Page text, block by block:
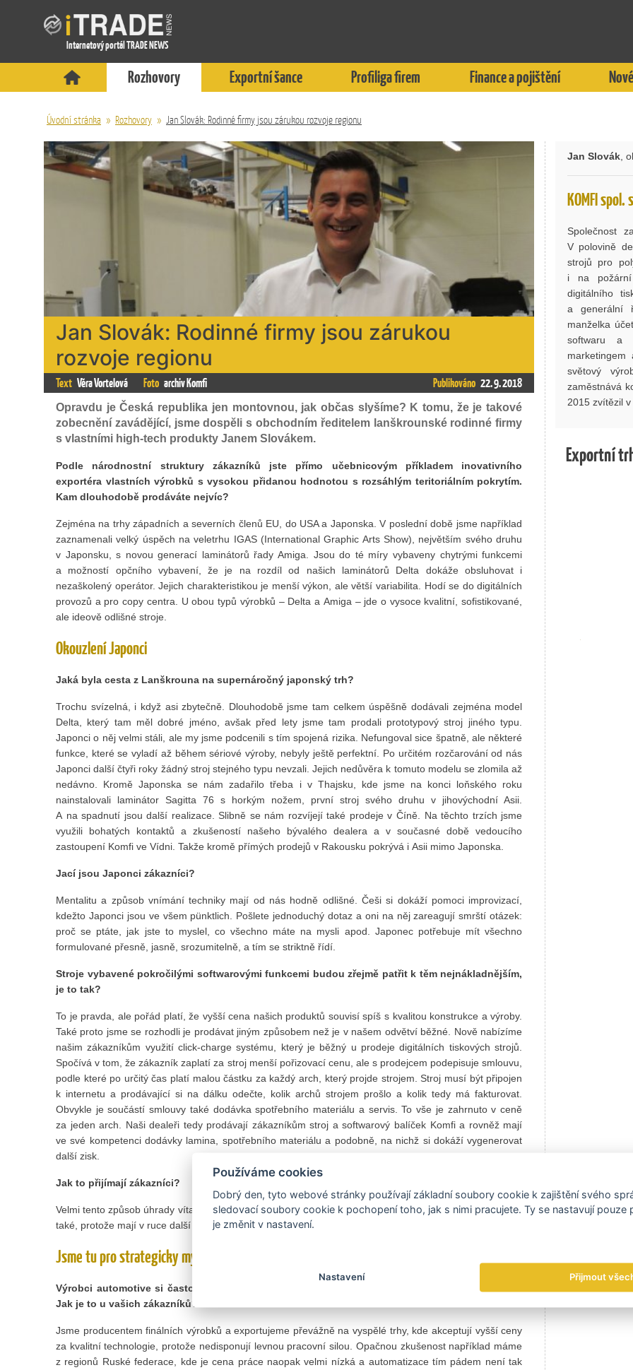
Internetový portál TRADE NEWS
Rozhovory Exportní šance Profiliga firem Finance a pojištění
Úvodní stránka » Rozhovory » Jan Slovák: Rodinné firmy jsou zárukou rozvoje regionu
Jan Slovák: Rodinné firmy jsou zárukou
rozvoje regionu
Text Věra Vortelová Foto archiv Komfi Publikováno 22. 9. 2018
Opravdu je Česká republika jen montovnou, jak občas slyšíme? K tomu, že je takové
zobecnění zavádějící, jsme dospěli s obchodním ředitelem lanškrounské rodinné firmy
s vlastními high-tech produkty Janem Slovákem.
Podle národnostní struktury zákazníků jste přímo učebnicovým příkladem inovativního
exportéra vlastních výrobků s vysokou přidanou hodnotou s rozsáhlým teritoriálním pokrytím.
Kam dlouhodobě prodáváte nejvíc?
Zejména na trhy západních a severních členů EU, do USA a Japonska. V poslední době jsme například
zaznamenali velký úspěch na veletrhu IGAS (International Graphic Arts Show), největším svého druhu
v Japonsku, s novou generací laminátorů řady Amiga. Jsou do té míry vybaveny chytrými funkcemi
a možností opčního vybavení, že je na rozdíl od našich laminátorů Delta dokáže obsluhovat i
nezaškolený operátor. Jejich charakteristikou je menší výkon, ale větší variabilita. Hodí se do digitálních
provozů a pro copy centra. U obou typů výrobků – Delta a Amiga – jde o vysoce kvalitní, sofistikované,
ale ideově odlišné stroje.
Okouzlení Japonci
Jaká byla cesta z Lanškrouna na supernáročný japonský trh?
Trochu svízelná, i když asi zbytečně. Dlouhodobě jsme tam celkem úspěšně dodávali zejména model
Delta, který tam měl dobré jméno, avšak před lety jsme tam prodali prototypový stroj jiného typu.
Japonci o něj velmi stáli, ale my jsme podcenili s tím spojená rizika. Nefungoval sice špatně, ale některé
funkce, které se vyladí až během sériové výroby, nebyly ještě perfektní. Po určitém rozčarování od nás
Japonci další čtyři roky žádný stroj stejného typu nevzali. Jejich nedůvěra k tomuto modelu se zlomila až
nedávno. Kromě Japonska se nám zadařilo třeba i v Thajsku, kde jsme na konci loňského roku
nainstalovali laminátor Sagitta 76 s horkým nožem, první stroj svého druhu v jihovýchodní Asii.
A na spadnutí jsou další realizace. Slibně se nám rozvíjejí také prodeje v Číně. Na těchto trzích jsme
využili bohatých kontaktů a zkušeností našeho bývalého dealera a v současné době vedoucího
zastoupení Komfi ve Vídni. Takže kromě přímých prodejů v Rakousku pokrývá i Asii mimo Japonska.
Jací jsou Japonci zákazníci?
Mentalitu a způsob vnímání techniky mají od nás hodně odlišné. Češi si dokáží pomoci improvizací,
kdežto Japonci jsou ve všem pünktlich. Pošlete jednoduchý dotaz a oni na něj zareagují smrští otázek:
proč se ptáte, jak jste to myslel, co všechno máte na mysli apod. Japonec potřebuje mít všechno
formulované přesně, jasně, srozumitelně, a tím se striktně řídí.
Stroje vybavené pokročilými softwarovými funkcemi budou zřejmě patřit k těm nejnákladnějším,
je to tak?
To je pravda, ale pořád platí, že vyšší cena našich produktů souvisí spíš s kvalitou konstrukce a výroby.
Také proto jsme se rozhodli je prodávat jiným způsobem než je v našem odvětví běžné. Nově nabízíme
našim zákazníkům využití click-charge systému, který je běžný u prodeje digitálních tiskových strojů.
Spočívá v tom, že zákazník zaplatí za stroj menší pořizovací cenu, ale s prodejcem podepisuje smlouvu,
podle které po určitý čas platí malou částku za každý arch, který projde strojem. Stroj musí být připojen
k internetu a prodávající si na dálku odečte, kolik archů strojem prošlo a kolik tedy má fakturovat.
Obvykle je součástí smlouvy také dodávka spotřebního materiálu a servis. To vše je zahrnuto v ceně
za jeden arch. Naši dealeři tedy prodávají zákazníkům stroj a softwarový balíček Komfi a rovněž mají
ve své kompetenci dodávky lamina, spotřebního materiálu a podobně, na nichž si dokáží vygenerovat
další zisk.
Jak to přijímají zákazníci?
Velmi tento způsob úhrady vítají, protože se tak vyhnou vysoké vstupní investici. A dealeři jsou spokojeni
také, protože mají v ruce další argument a konkurenční výhodu.
Jsme tu pro strategicky myslící klienty
Výrobci automotive si často stěžují, že na ně odběratelé vyvíjejí stále větší tlak ohledně ceny.
Jak je to u vašich zákazníků?
Jsme producentem finálních výrobků a exportujeme převážně na vyspělé trhy, kde akceptují vyšší ceny
za kvalitní technologie, protože nedisponují levnou pracovní silou. Opačnou zkušenost například máme
z regionů Ruské federace, kde je cena práce naopak velmi nízká a automatizace tím pádem není tak
Jan Slovák ,
KOMFI spol.
Společnost
V polovině
strojů pro
i na požární
digitálního
a generální
manželka
softwaru a
světový
zaměstnává
2015 zvítězil
Exportní
Používáme cookies
Dobrý den, tyto webové stránky používají základní soubory cookie k zajištění svého
sledovací soubory cookie k pochopení toho, jak s nimi pracujete. Ty se nastavují pouze
je změnit v nastavení.
Nastavení Přijmout